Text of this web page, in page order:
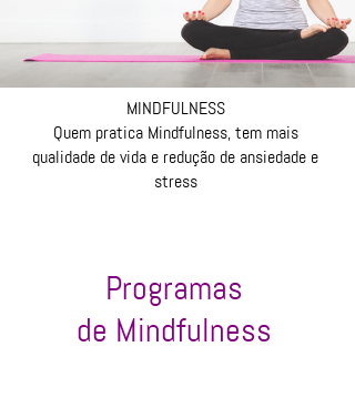
Programas
de Mindfulness
MINDFULNESS
Quem pratica Mindfulness, tem mais
qualidade de vida e redução de ansiedade e
stress